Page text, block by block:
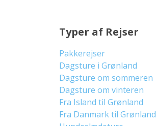
Typer af Rejser
Pakkerejser
Dagsture i Grønland
Dagsture om sommeren
Dagsture om vinteren
Fra Island til Grønland
Fra Danmark til Grønland